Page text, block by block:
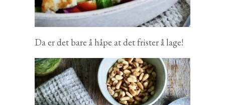
Da er det bare å håpe at det frister å lage!